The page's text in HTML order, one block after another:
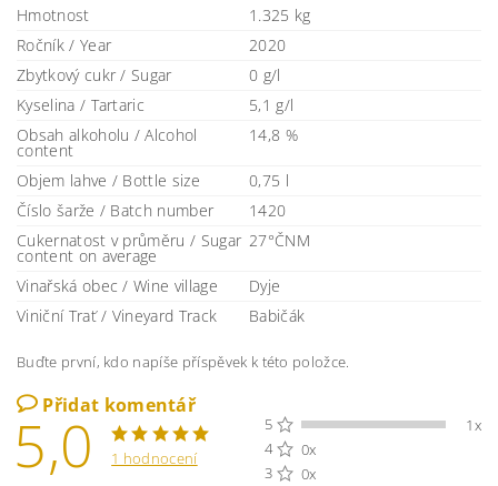
Hmotnost
1.325 kg
Ročník / Year
2020
Zbytkový cukr / Sugar
0 g/l
Kyselina / Tartaric
5,1 g/l
Obsah alkoholu / Alcohol
content
14,8 %
Objem lahve / Bottle size
0,75 l
Číslo šarže / Batch number
1420
Cukernatost v průměru / Sugar
content on average
27°ČNM
Vinařská obec / Wine village
Dyje
Viniční Trať / Vineyard Track
Babičák
Buďte první, kdo napíše příspěvek k této položce.
Přidat komentář
5,0 1 hodnocení
5
1x
4
0x
3
0x